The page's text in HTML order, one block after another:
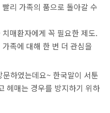
리 가족의 품으로 돌아갈 수
매환자에게 꼭 필요한 제도.
족에 대해 한 번 더 관심을
하였는데요~ 한국말이 서툰
헤매는 경우를 방지하기 위하